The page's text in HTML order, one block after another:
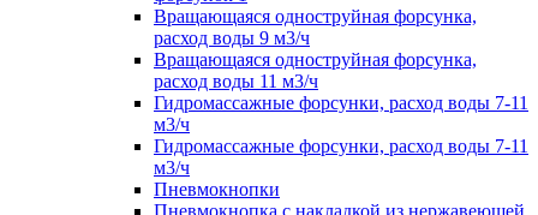
Вращающаяся одноструйная форсунка,
расход воды 9 м3/ч
Вращающаяся одноструйная форсунка,
расход воды 11 м3/ч
Гидромассажные форсунки, расход воды 7-11
м3/ч
Гидромассажные форсунки, расход воды 7-11
м3/ч
Пневмокнопки
Пневмокнопка с накладкой из нержавеющей